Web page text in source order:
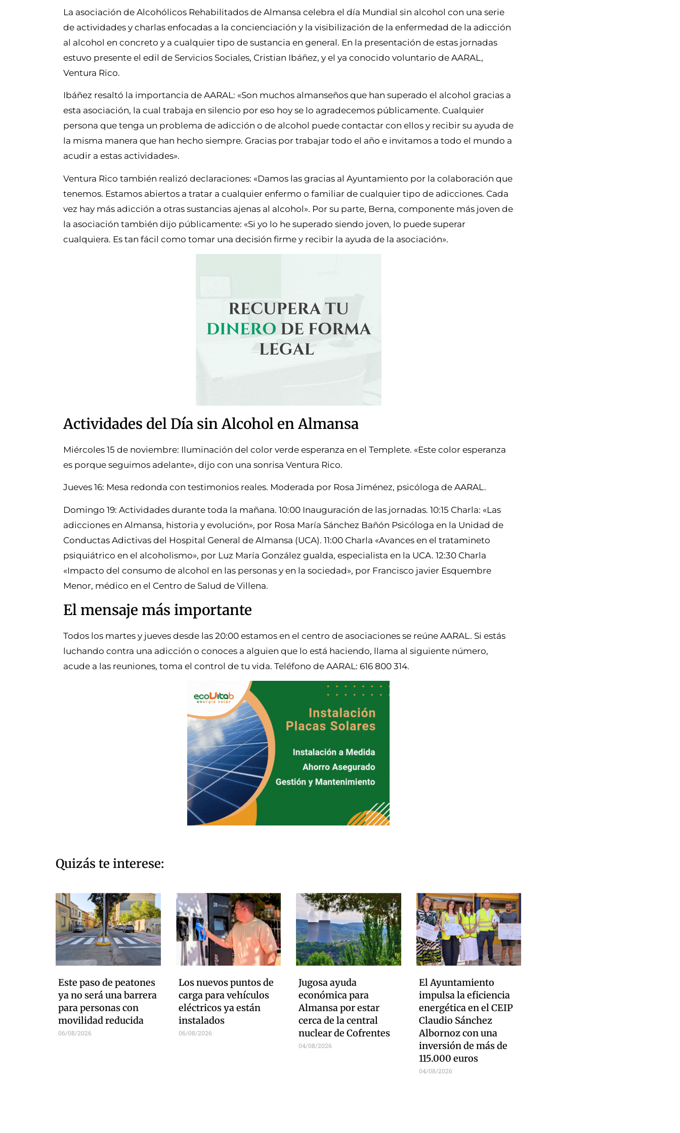
La asociación de Alcohólicos Rehabilitados de Almansa celebra el día Mundial sin alcohol con una serie
de actividades y charlas enfocadas a la concienciación y la visibilización de la enfermedad de la adicción
al alcohol en concreto y a cualquier tipo de sustancia en general. En la presentación de estas jornadas
estuvo presente el edil de Servicios Sociales, Cristian Ibáñez, y el ya conocido voluntario de AARAL,
Ventura Rico.
Ibáñez resaltó la importancia de AARAL: «Son muchos almanseños que han superado el alcohol gracias a
esta asociación, la cual trabaja en silencio por eso hoy se lo agradecemos públicamente. Cualquier
persona que tenga un problema de adicción o de alcohol puede contactar con ellos y recibir su ayuda de
la misma manera que han hecho siempre. Gracias por trabajar todo el año e invitamos a todo el mundo a
acudir a estas actividades».
Ventura Rico también realizó declaraciones: «Damos las gracias al Ayuntamiento por la colaboración que
tenemos. Estamos abiertos a tratar a cualquier enfermo o familiar de cualquier tipo de adicciones. Cada
vez hay más adicción a otras sustancias ajenas al alcohol». Por su parte, Berna, componente más joven de
la asociación también dijo públicamente: «Si yo lo he superado siendo joven, lo puede superar
cualquiera. Es tan fácil como tomar una decisión firme y recibir la ayuda de la asociación».
Actividades del Día sin Alcohol en Almansa
Miércoles 15 de noviembre: Iluminación del color verde esperanza en el Templete. «Este color esperanza
es porque seguimos adelante», dijo con una sonrisa Ventura Rico.
Jueves 16: Mesa redonda con testimonios reales. Moderada por Rosa Jiménez, psicóloga de AARAL.
Domingo 19: Actividades durante toda la mañana. 10:00 Inauguración de las jornadas. 10:15 Charla: «Las
adicciones en Almansa, historia y evolución», por Rosa María Sánchez Bañón Psicóloga en la Unidad de
Conductas Adictivas del Hospital General de Almansa (UCA). 11:00 Charla «Avances en el tratamineto
psiquiátrico en el alcoholismo», por Luz María González gualda, especialista en la UCA. 12:30 Charla
«Impacto del consumo de alcohol en las personas y en la sociedad», por Francisco javier Esquembre
Menor, médico en el Centro de Salud de Villena.
El mensaje más importante
Todos los martes y jueves desde las 20:00 estamos en el centro de asociaciones se reúne AARAL. Si estás
luchando contra una adicción o conoces a alguien que lo está haciendo, llama al siguiente número,
acude a las reuniones, toma el control de tu vida. Teléfono de AARAL: 616 800 314.
Quizás te interese:
Este paso de peatones
ya no será una barrera
para personas con
movilidad reducida
06/08/2026
Los nuevos puntos de
carga para vehículos
eléctricos ya están
instalados
06/08/2026
Jugosa ayuda
económica para
Almansa por estar
cerca de la central
nuclear de Cofrentes
04/08/2026
El Ayuntamiento
impulsa la eficiencia
energética en el CEIP
Claudio Sánchez
Albornoz con una
inversión de más de
115.000 euros
04/08/2026